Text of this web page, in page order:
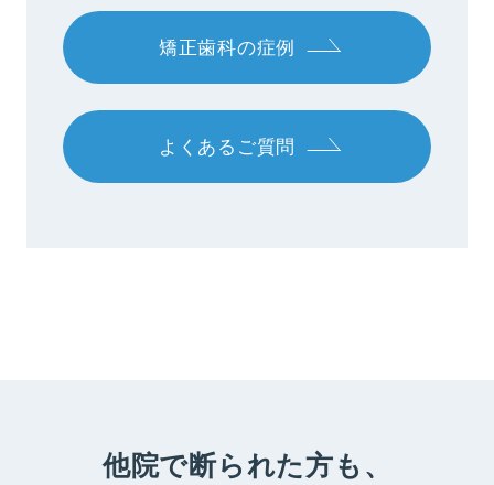
矯正歯科の症例
よくあるご質問
他院で断られた方も、